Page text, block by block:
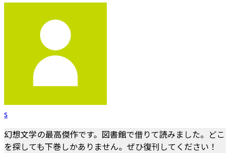
s
幻想文学の最高傑作です。図書館で借りて読みました。どこ
を探しても下巻しかありません。ぜひ復刊してください！